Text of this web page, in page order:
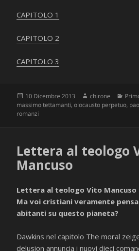
CAPITOLO 1
CAPITOLO 2
CAPITOLO 3
Scritto
il
10 Dicembre 2013 Autore
chirone
massimo tettamanti,olocausto perpetuo,
romanzi
Lettera al teologo
Mancuso
Lettera al teologo Vito Mancuso
Ma voi cristiani veramente
abitanti su questo pianeta?
Dawkins nel capitolo The moral
delusion annuncia i nuovi dieci